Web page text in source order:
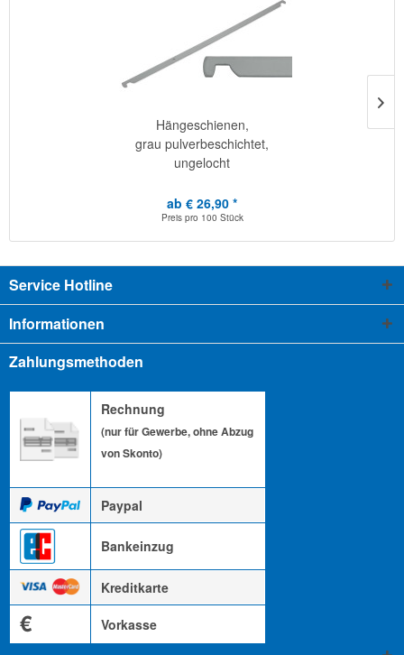
Hängeschienen,
grau pulverbeschichtet,
ungelocht
ab € 26,90 *
Preis pro 100 Stück
Service Hotline
Informationen
Zahlungsmethoden
Rechnung
(nur für Gewerbe, ohne Abzug
von Skonto)
Paypal
Bankeinzug
Kreditkarte
€ Vorkasse